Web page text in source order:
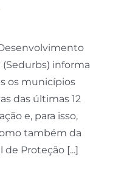
informa
os municípios
das últimas 12
e, para isso,
também da
Proteção [...]